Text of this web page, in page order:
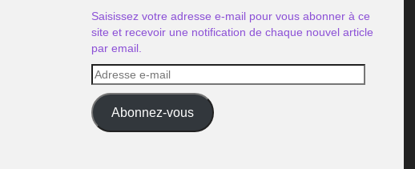
Saisissez votre adresse e-mail pour vous abonner à ce
site et recevoir une notification de chaque nouvel article
par email.
Adresse
e-
mail
Abonnez-vous